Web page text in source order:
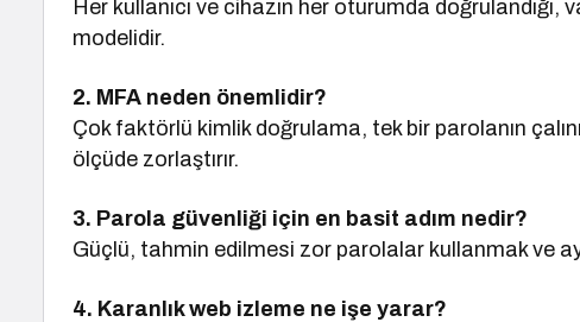
Her kullanıcı ve cihazın her oturumda
modelidir.
2. MFA neden önemlidir?
Çok faktörlü kimlik doğrulama, tek bir parolanın
ölçüde zorlaştırır.
3. Parola güvenliği için en basit adım nedir?
Güçlü, tahmin edilmesi zor parolalar kullanmak ve
4. Karanlık web izleme ne işe yarar?